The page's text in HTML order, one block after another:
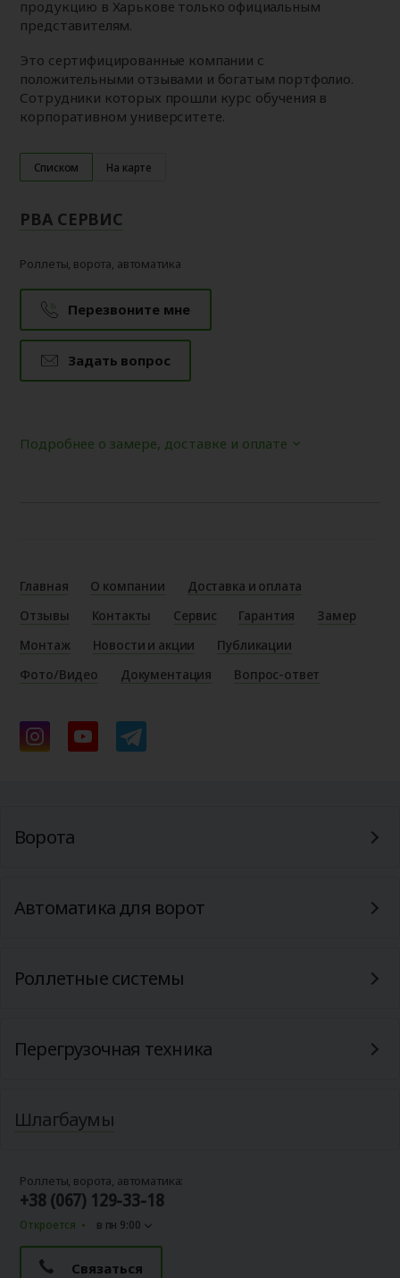
продукцию в Харькове только официальным
представителям.
Это сертифицированные компании с
положительными отзывами и богатым портфолио.
Сотрудники которых прошли курс обучения в
корпоративном университете.
Списком На карте
РВА СЕРВИС
Роллеты, ворота, автоматика
Перезвоните мне
Задать вопрос
Подробнее о замере, доставке и оплате
Главная О компании
Доставка и оплата
Отзывы
Контакты Сервис Гарантия
Замер
Монтаж
Новости и акции
Публикации
Фото/Видео
Документация Вопрос-ответ
Ворота
Автоматика для ворот
Роллетные системы
Перегрузочная техника
Шлагбаумы
Роллеты, ворота, автоматика:
+38 (067) 129-33-18
Откроется в пн 9:00
Связаться